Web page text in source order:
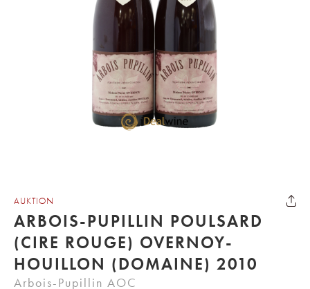
AUKTION
ARBOIS-PUPILLIN POULSARD
(CIRE ROUGE) OVERNOY-
HOUILLON (DOMAINE) 2010
Arbois-Pupillin AOC